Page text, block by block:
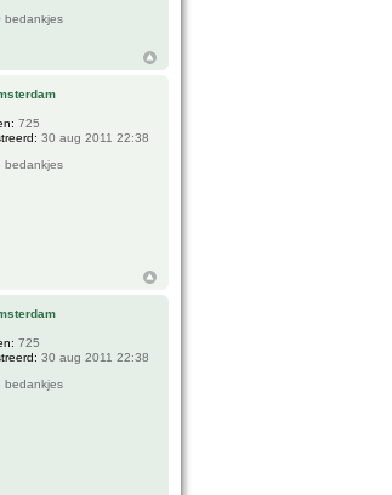
bedankjes
725
30 aug 2011 22:38
bedankjes
725
30 aug 2011 22:38
bedankjes